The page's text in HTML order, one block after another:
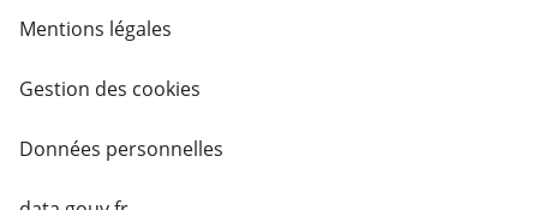
Mentions légales
Gestion des cookies
Données personnelles